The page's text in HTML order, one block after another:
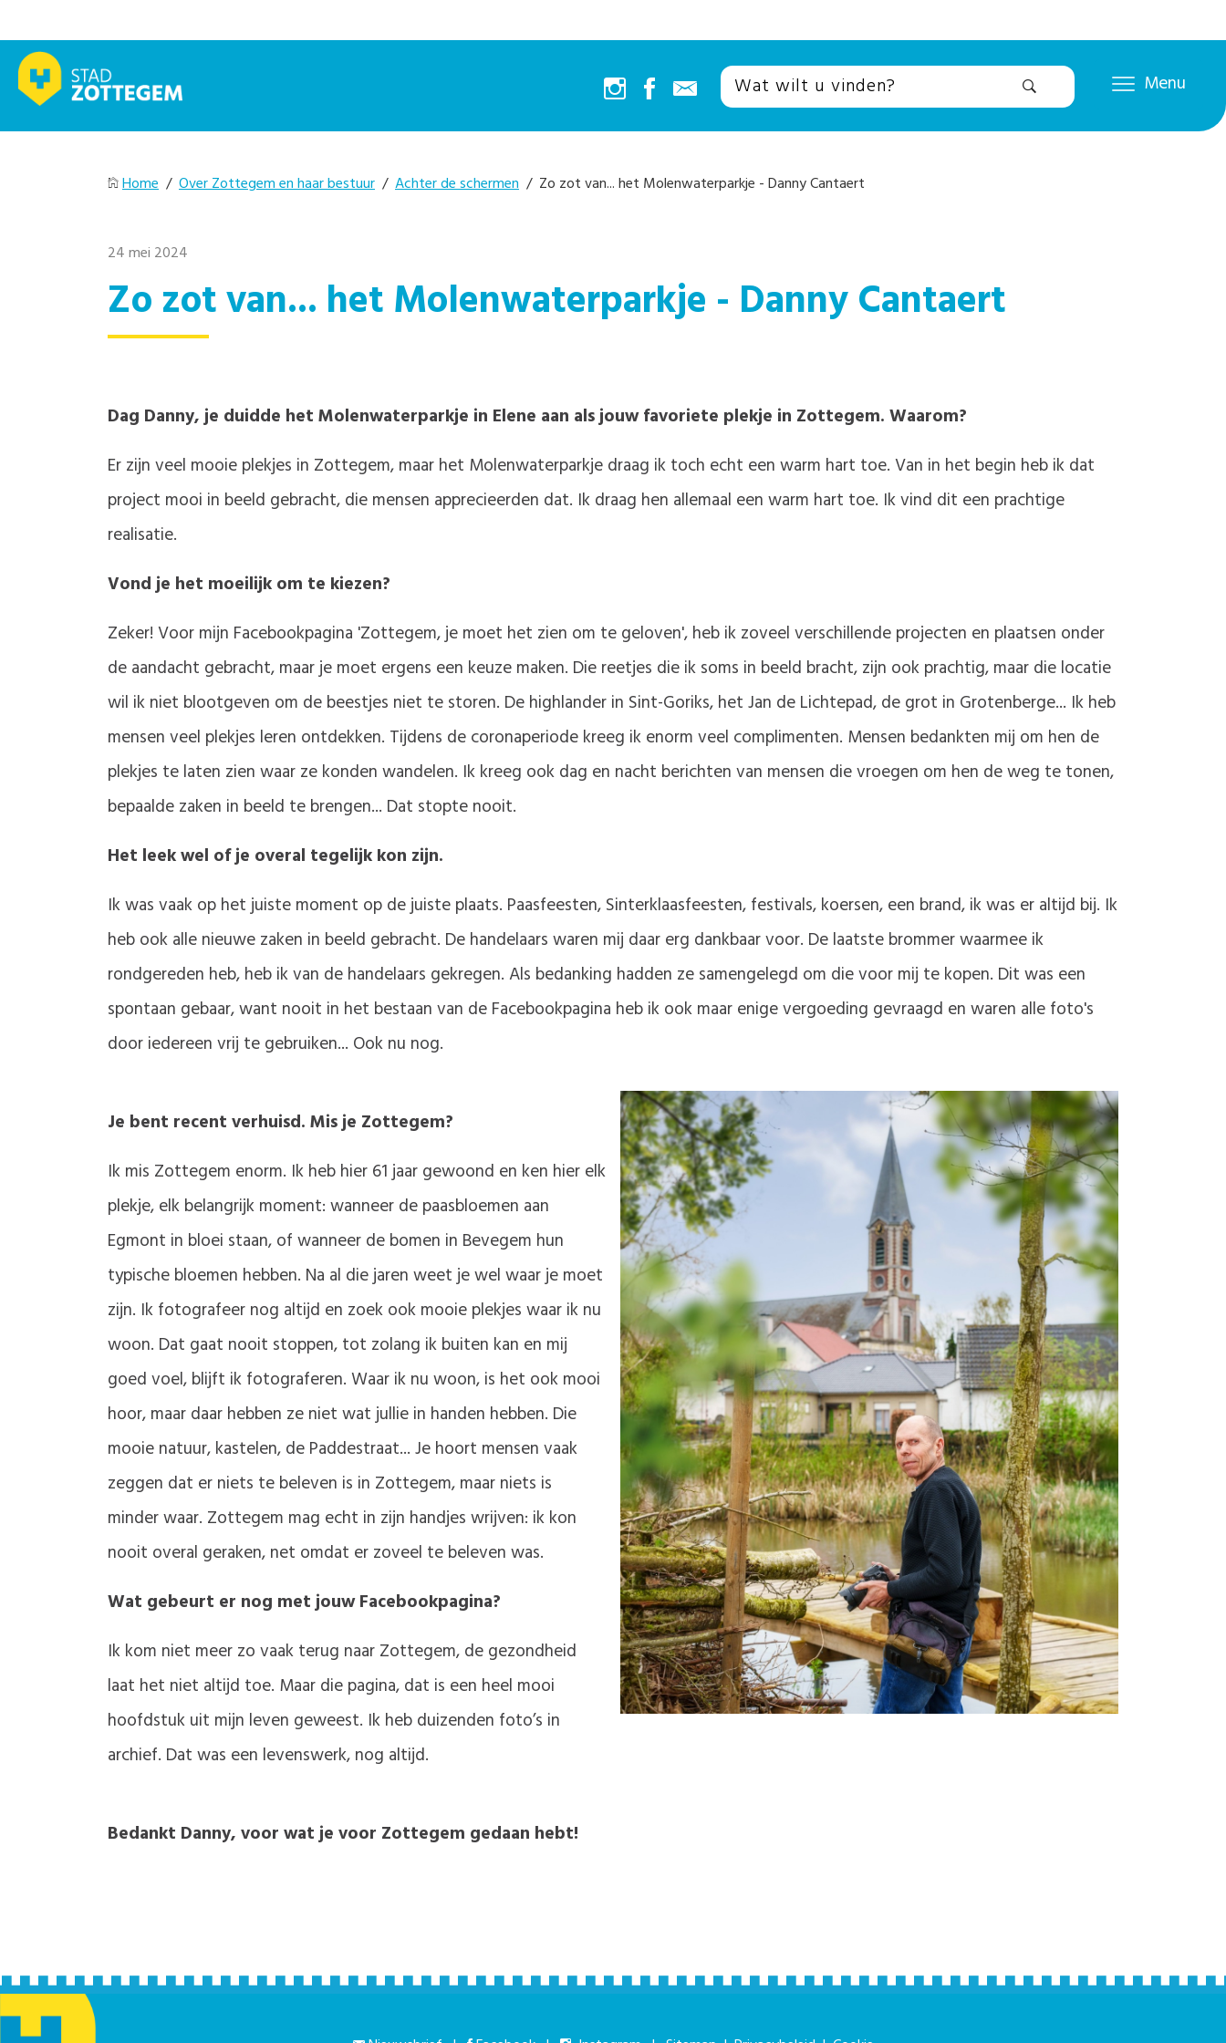
Menu
Home / Over Zottegem en haar bestuur / Achter de schermen / Zo zot van... het Molenwaterparkje - Danny Cantaert
24 mei 2024
Zo zot van... het Molenwaterparkje - Danny Cantaert
Dag Danny, je duidde het Molenwaterparkje in Elene aan als jouw favoriete plekje in Zottegem. Waarom?
Er zijn veel mooie plekjes in Zottegem, maar het Molenwaterparkje draag ik toch echt een warm hart toe. Van in het begin heb ik dat
project mooi in beeld gebracht, die mensen apprecieerden dat. Ik draag hen allemaal een warm hart toe. Ik vind dit een prachtige
realisatie.
Vond je het moeilijk om te kiezen?
Zeker! Voor mijn Facebookpagina 'Zottegem, je moet het zien om te geloven', heb ik zoveel verschillende projecten en plaatsen onder
de aandacht gebracht, maar je moet ergens een keuze maken. Die reetjes die ik soms in beeld bracht, zijn ook prachtig, maar die locatie
wil ik niet blootgeven om de beestjes niet te storen. De highlander in Sint-Goriks, het Jan de Lichtepad, de grot in Grotenberge... Ik heb
mensen veel plekjes leren ontdekken. Tijdens de coronaperiode kreeg ik enorm veel complimenten. Mensen bedankten mij om hen de
plekjes te laten zien waar ze konden wandelen. Ik kreeg ook dag en nacht berichten van mensen die vroegen om hen de weg te tonen,
bepaalde zaken in beeld te brengen... Dat stopte nooit.
Het leek wel of je overal tegelijk kon zijn.
Ik was vaak op het juiste moment op de juiste plaats. Paasfeesten, Sinterklaasfeesten, festivals, koersen, een brand, ik was er altijd bij. Ik
heb ook alle nieuwe zaken in beeld gebracht. De handelaars waren mij daar erg dankbaar voor. De laatste brommer waarmee ik
rondgereden heb, heb ik van de handelaars gekregen. Als bedanking hadden ze samengelegd om die voor mij te kopen. Dit was een
spontaan gebaar, want nooit in het bestaan van de Facebookpagina heb ik ook maar enige vergoeding gevraagd en waren alle foto's
door iedereen vrij te gebruiken... Ook nu nog.
Je bent recent verhuisd. Mis je Zottegem?
Ik mis Zottegem enorm. Ik heb hier 61 jaar gewoond en ken hier elk
plekje, elk belangrijk moment: wanneer de paasbloemen aan
Egmont in bloei staan, of wanneer de bomen in Bevegem hun
typische bloemen hebben. Na al die jaren weet je wel waar je moet
zijn. Ik fotografeer nog altijd en zoek ook mooie plekjes waar ik nu
woon. Dat gaat nooit stoppen, tot zolang ik buiten kan en mij
goed voel, blijft ik fotograferen. Waar ik nu woon, is het ook mooi
hoor, maar daar hebben ze niet wat jullie in handen hebben. Die
mooie natuur, kastelen, de Paddestraat... Je hoort mensen vaak
zeggen dat er niets te beleven is in Zottegem, maar niets is
minder waar. Zottegem mag echt in zijn handjes wrijven: ik kon
nooit overal geraken, net omdat er zoveel te beleven was.
Wat gebeurt er nog met jouw Facebookpagina?
Ik kom niet meer zo vaak terug naar Zottegem, de gezondheid
laat het niet altijd toe. Maar die pagina, dat is een heel mooi
hoofdstuk uit mijn leven geweest. Ik heb duizenden foto’s in
archief. Dat was een levenswerk, nog altijd.
Bedankt Danny, voor wat je voor Zottegem gedaan hebt!